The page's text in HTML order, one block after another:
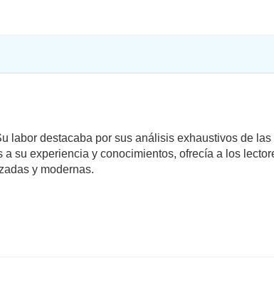
labor destacaba por sus análisis exhaustivos de
su experiencia y conocimientos, ofrecía a los
y modernas.